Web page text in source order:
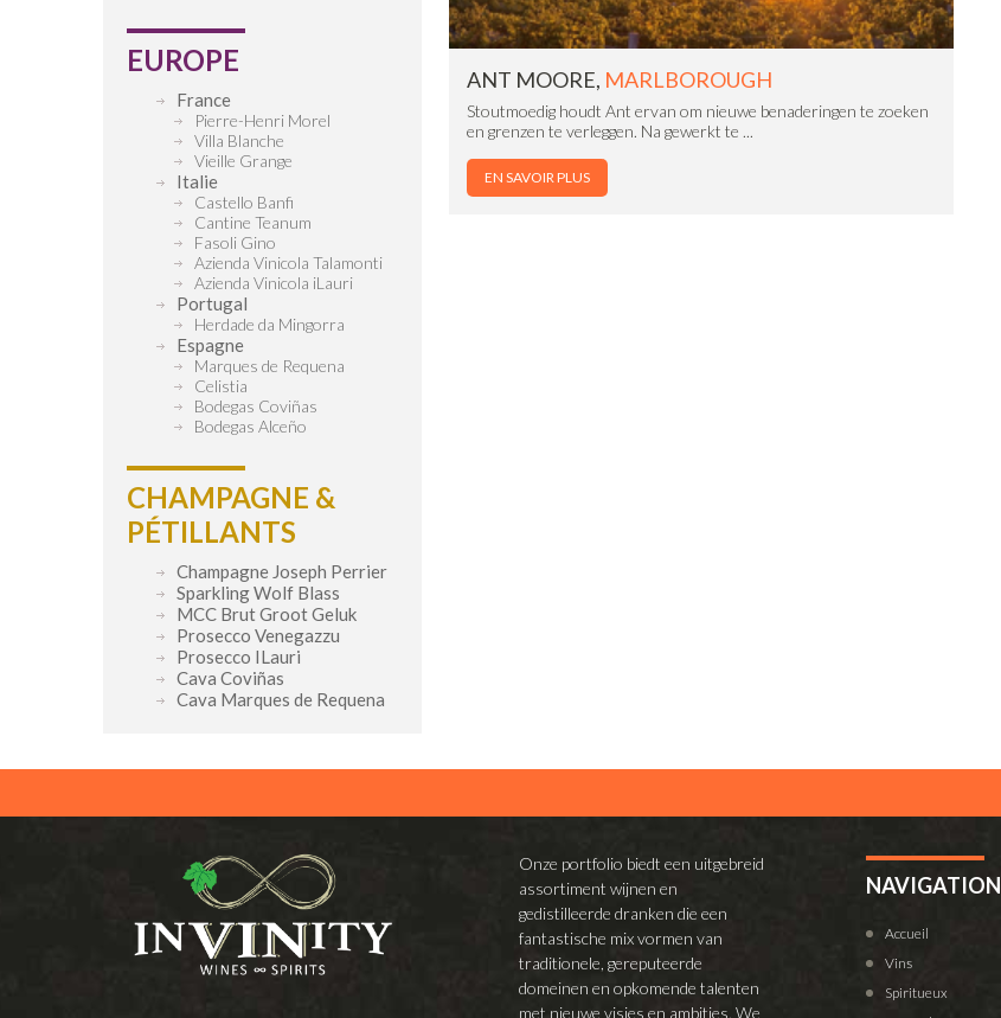
EUROPE
France
Pierre-Henri Morel
Villa Blanche
Vieille Grange
Italie
Castello Banfi
Cantine Teanum
Fasoli Gino
Azienda Vinicola Talamonti
Azienda Vinicola iLauri
Portugal
Herdade da Mingorra
Espagne
Marques de Requena
Celistia
Bodegas Coviñas
Bodegas Alceño
CHAMPAGNE &
PÉTILLANTS
Champagne Joseph Perrier
Sparkling Wolf Blass
MCC Brut Groot Geluk
Prosecco Venegazzu
Prosecco ILauri
Cava Coviñas
Cava Marques de Requena
ANT MOORE, MARLBOROUGH
Stoutmoedig houdt Ant ervan om nieuwe benaderingen te zoeken
en grenzen te verleggen. Na gewerkt te ...
EN SAVOIR PLUS
Onze portfolio biedt een uitgebreid
assortiment wijnen en
gedistilleerde dranken die een
fantastische mix vormen van
traditionele, gereputeerde
domeinen en opkomende talenten
met nieuwe visies en ambities. We
NAVIGATION
Accueil
Vins
Spiritueux